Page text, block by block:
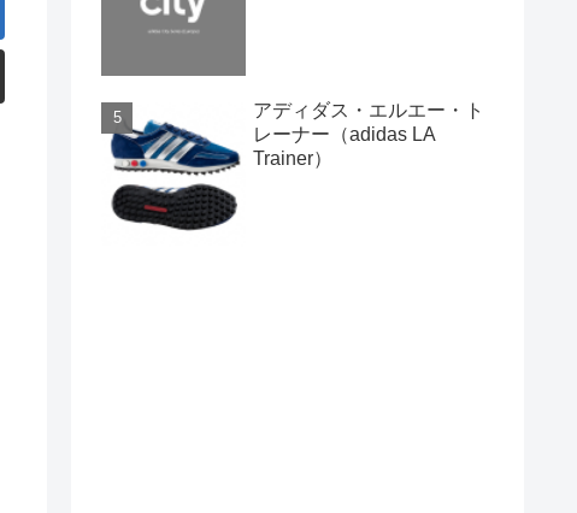
アディダス・エルエー・ト
レーナー（adidas LA
Trainer）